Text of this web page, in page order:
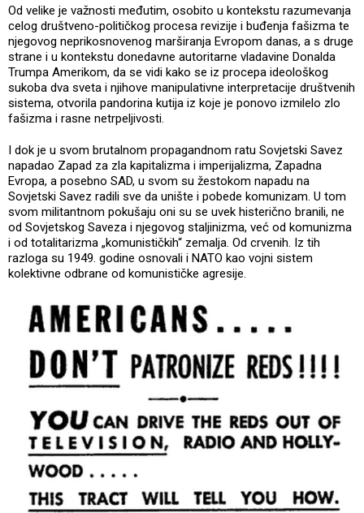
Od velike je važnosti međutim, osobito u kontekstu razumevanja
celog društveno-političkog procesa revizije i buđenja fašizma te
njegovog neprikosnovenog marširanja Evropom danas, a s druge
strane i u kontekstu donedavne autoritarne vladavine Donalda
Trumpa Amerikom, da se vidi kako se iz procepa ideološkog
sukoba dva sveta i njihove manipulativne interpretacije društvenih
sistema, otvorila pandorina kutija iz koje je ponovo izmilelo zlo
fašizma i rasne netrpeljivosti.
I dok je u svom brutalnom propagandnom ratu Sovjetski Savez
napadao Zapad za zla kapitalizma i imperijalizma, Zapadna
Evropa, a posebno SAD, u svom su žestokom napadu na
Sovjetski Savez radili sve da unište i pobede komunizam. U tom
svom militantnom pokušaju oni su se uvek histerično branili, ne
od Sovjetskog Saveza i njegovog staljinizma, već od komunizma
i od totalitarizma „komunističkih“ zemalja. Od crvenih. Iz tih
razloga su 1949. godine osnovali i NATO kao vojni sistem
kolektivne odbrane od komunističke agresije.